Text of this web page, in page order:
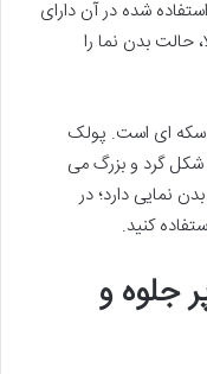
شده در آن دارای
حالت بدن نما را
سکه ای است. پولک
شکل گرد و بزرگ می
نمایی دارد؛ در
کنید.
جلوه و